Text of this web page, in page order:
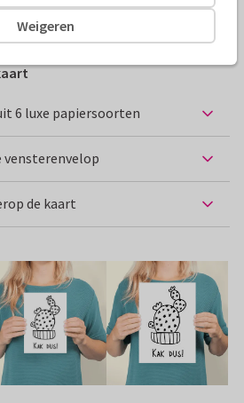
Wilma Wolf-Potkamp
6 luxe papiersoorten
de kaart
Weigeren